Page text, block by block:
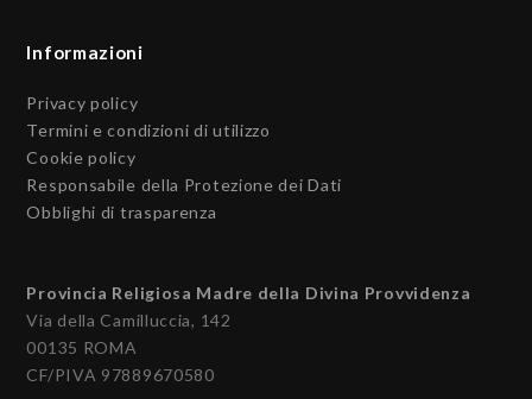
Informazioni
Privacy policy
Termini e condizioni di utilizzo
Cookie policy
Responsabile della Protezione dei Dati
Obblighi di trasparenza
Provincia Religiosa Madre della Divina Provvidenza
Via della Camilluccia, 142
00135 ROMA
CF/PIVA 97889670580